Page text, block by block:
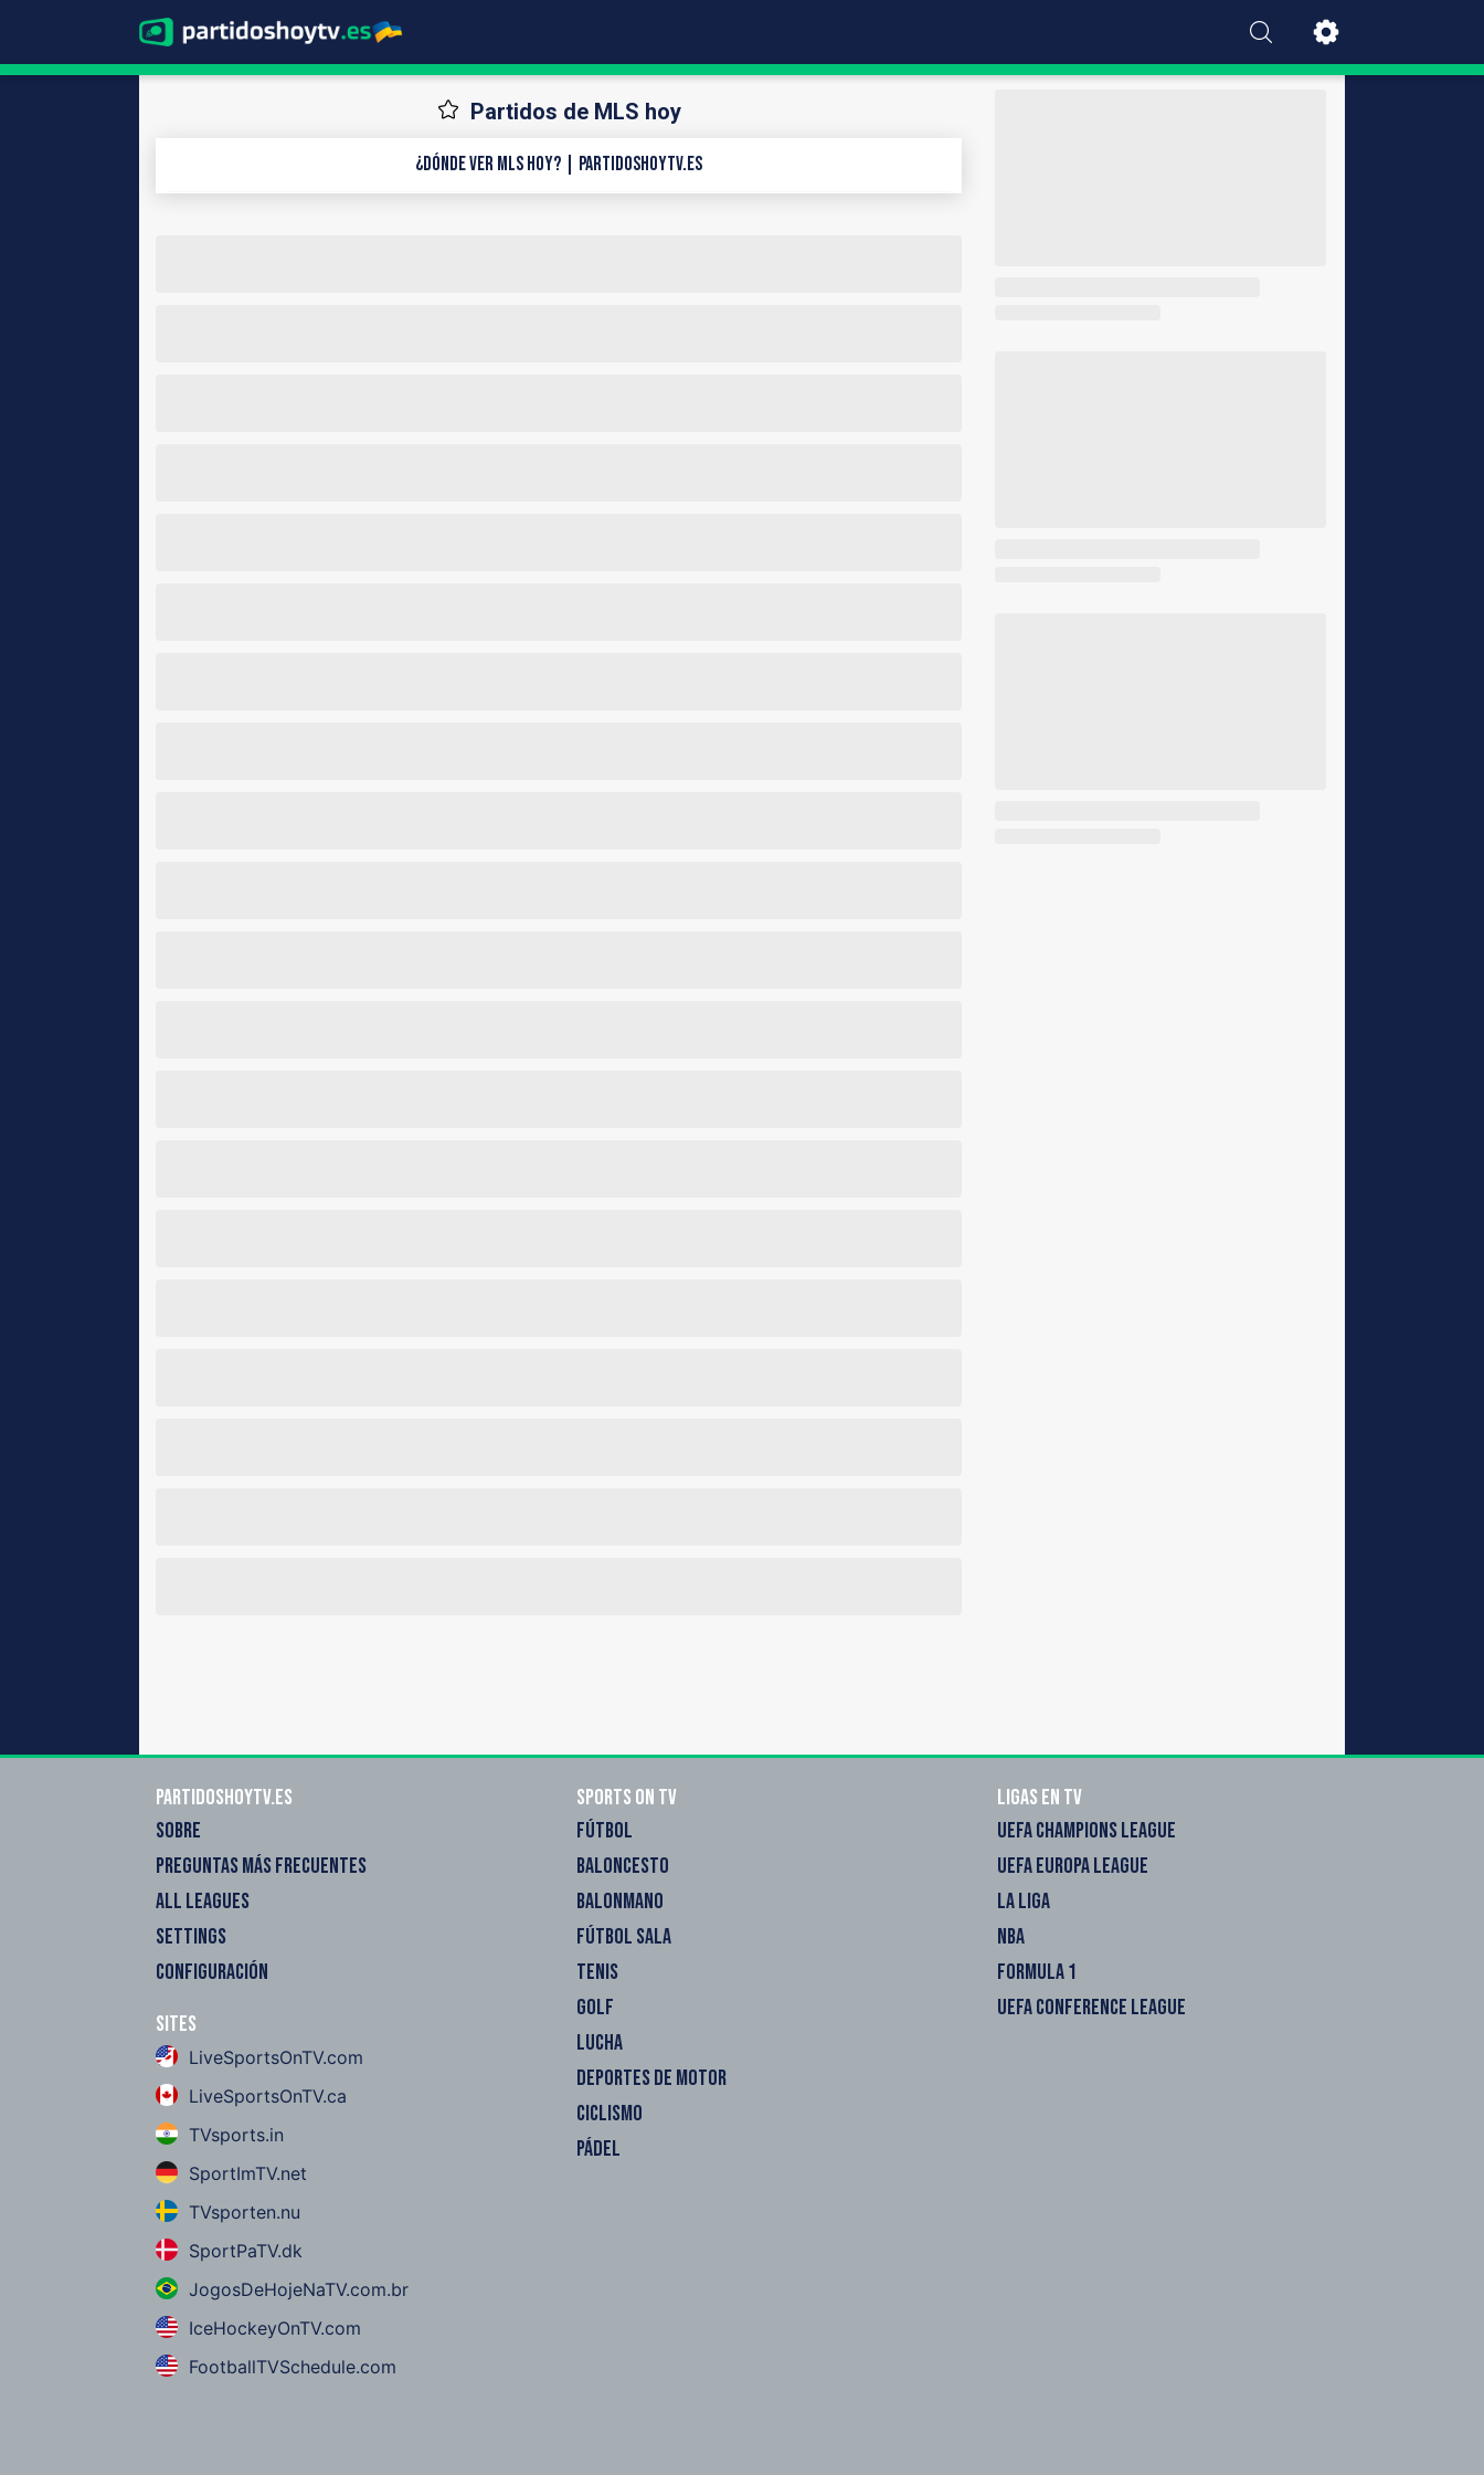
Partidos de MLS hoy
¿Dónde ver MLS hoy? | PartidosHoyTV.es
Partidoshoytv.es
SOBRE
PREGUNTAS MÁS FRECUENTES
ALL LEAGUES
SETTINGS
CONFIGURACIÓN
Sites
LiveSportsOnTV.com
LiveSportsOnTV.ca
TVsports.in
SportImTV.net
TVsporten.nu
SportPaTV.dk
JogosDeHojeNaTV.com.br
IceHockeyOnTV.com
FootballTVSchedule.com
Sports on TV
FÚTBOL
BALONCESTO
BALONMANO
FÚTBOL SALA
TENIS
GOLF
LUCHA
DEPORTES DE MOTOR
CICLISMO
PÁDEL
Ligas en TV
UEFA CHAMPIONS LEAGUE
UEFA EUROPA LEAGUE
LA LIGA
NBA
FORMULA 1
UEFA CONFERENCE LEAGUE